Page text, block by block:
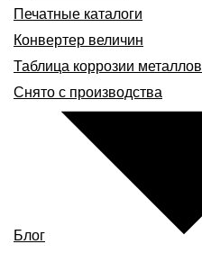
Печатные каталоги
Конвертер величин
Таблица коррозии металлов
Снято с производства
Блог